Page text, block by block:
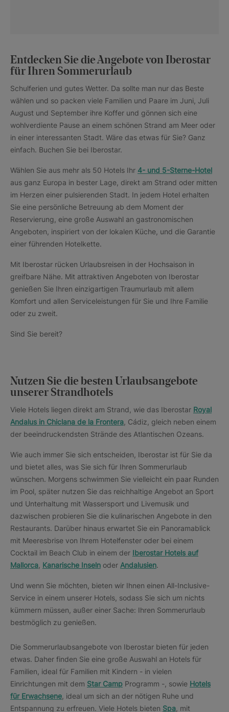
Entdecken Sie die Angebote von Iberostar
für Ihren Sommerurlaub
Schulferien und gutes Wetter. Da sollte man nur das Beste
wählen und so packen viele Familien und Paare im Juni, Juli
August und September ihre Koffer und gönnen sich eine
wohlverdiente Pause an einem schönen Strand am Meer oder
in einer interessanten Stadt. Wäre das etwas für Sie? Ganz
einfach. Buchen Sie bei Iberostar.
Wählen Sie aus mehr als 50 Hotels Ihr 4- und 5-Sterne-Hotel
aus ganz Europa in bester Lage, direkt am Strand oder mitten
im Herzen einer pulsierenden Stadt. In jedem Hotel erhalten
Sie eine persönliche Betreuung ab dem Moment der
Reservierung, eine große Auswahl an gastronomischen
Angeboten, inspiriert von der lokalen Küche, und die Garantie
einer führenden Hotelkette.
Mit Iberostar rücken Urlaubsreisen in der Hochsaison in
greifbare Nähe. Mit attraktiven Angeboten von Iberostar
genießen Sie Ihren einzigartigen Traumurlaub mit allem
Komfort und allen Serviceleistungen für Sie und Ihre Familie
oder zu zweit.
Sind Sie bereit?
Nutzen Sie die besten Urlaubsangebote
unserer Strandhotels
Viele Hotels liegen direkt am Strand, wie das Iberostar Royal
Andalus in Chiclana de la Frontera , Cádiz, gleich neben einem
der beeindruckendsten Strände des Atlantischen Ozeans.
Wie auch immer Sie sich entscheiden, Iberostar ist für Sie da
und bietet alles, was Sie sich für Ihren Sommerurlaub
wünschen. Morgens schwimmen Sie vielleicht ein paar Runden
im Pool, später nutzen Sie das reichhaltige Angebot an Sport
und Unterhaltung mit Wassersport und Livemusik und
dazwischen probieren Sie die kulinarischen Angebote in den
Restaurants. Darüber hinaus erwartet Sie ein Panoramablick
mit Meeresbrise von Ihrem Hotelfenster oder bei einem
Cocktail im Beach Club in einem der Iberostar Hotels auf
Mallorca Kanarische Inseln oder Andalusien.
Und wenn Sie möchten, bieten wir Ihnen einen All-Inclusive-
Service in einem unserer Hotels, sodass Sie sich um nichts
kümmern müssen, außer einer Sache: Ihren Sommerurlaub
bestmöglich zu genießen.
Die Sommerurlaubsangebote von Iberostar bieten für jeden
etwas. Daher finden Sie eine große Auswahl an Hotels für
Familien, ideal für Familien mit Kindern - in vielen
Einrichtungen mit dem Star Camp Programm -, sowie Hotels
für Erwachsene , ideal um sich an der nötigen Ruhe und
Entspannung zu erfreuen. Viele Hotels bieten Spa , mit